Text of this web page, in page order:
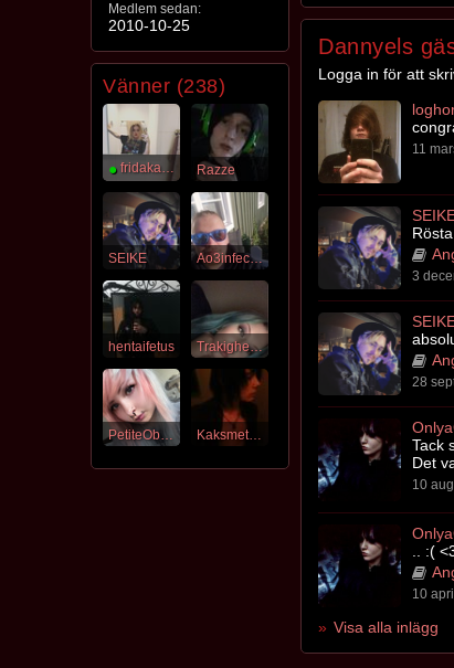
Medlem sedan:
2010-10-25
Vänner (238)
● fridakaninte Razze
SEIKE Ao3infected
hentaifetus Trakigheters
PetiteObama Kaksmeten
Dannyels
Logga in för att
11
3
28
Tack
Det
10
.. :(
10
Visa alla inlägg